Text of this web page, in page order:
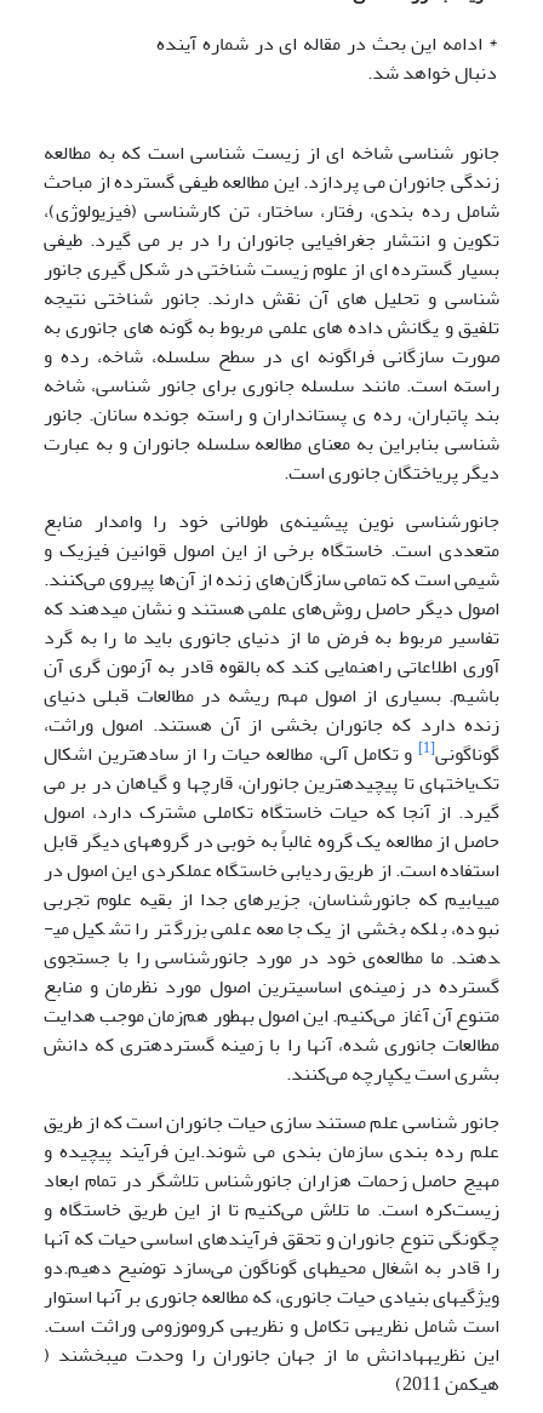
* ادامه این بحث در مقاله ای در شماره آینده
دنبال خواهد شد.
جانور شناسی شاخه ای از زیست شناسی است که به مطالعه
زندگی جانوران می پردازد. این مطالعه طیفی گسترده از مباحث
شامل رده بندی، رفتار، ساختار، تن کارشناسی (فیزیولوژی)،
تکوین و انتشار جغرافیایی جانوران را در بر می گیرد. طیفی
بسیار گسترده ای از علوم زیست شناختی در شکل گیری جانور
شناسی و تحلیل های آن نقش دارند. جانور شناختی نتیجه
تلفیق و یگانش داده های علمی مربوط به گونه های جانوری به
صورت سازگانی فراگونه ای در سطح سلسله، شاخه، رده و
راسته است. مانند سلسله جانوری برای جانور شناسی، شاخه
بند پاتباران، رده ی پستانداران و راسته جونده سانان. جانور
شناسی بنابراین به معنای مطالعه سلسله جانوران و به عبارت
دیگر پریاختگان جانوری است.
جانورشناسی نوین پیشینه‌ی طولانی خود را وامدار منابع
متعددی است. خاستگاه برخی از این اصول قوانین فیزیک و
شیمی است که تمامی سازگان‌های زنده از آن‌ها پیروی می‌کنند.
اصول دیگر حاصل روش­‌های علمی هستند و نشان می­دهند که
تفاسیر مربوط به فرض ما از دنیای جانوری باید ما را به گرد
آوری اطلاعاتی راهنمایی کند که بالقوه قادر به آزمون گری آن
باشیم. بسیاری از اصول مهم ریشه در مطالعات قبلی دنیای
زنده دارد که جانوران بخشی از آن هستند. اصول وراثت،
گوناگونی[1]
و تکامل آلی، مطالعه حیات را از ساده­ترین اشکال
تک‌یاخته­ای تا پیچیده­ترین جانوران، قارچ­ها و گیاهان در بر می
گیرد. از آنجا که حیات خاستگاه تکاملی مشترک دارد، اصول
حاصل از مطالعه یک گروه غالباً به خوبی در گروه­های دیگر قابل
استفاده است. از طریق ردیابی خاستگاه عملکردی این اصول در
می­یابیم که جانورشناسان، جزیره­ای جدا از بقیه علوم تجربی
نبوده، بلکه بخشی از یک جامعه علمی بزرگ­تر را تشکیل می­
دهند. ما مطالعه‌ی خود در مورد جانورشناسی را با جستجوی
گسترده در زمینه‌ی اساسی­ترین اصول­ مورد نظرمان و منابع
متنوع آن آغاز می‌کنیم. این اصول به­طور هم‌زمان موجب هدایت
مطالعات جانوری شده، آن­ها را با زمینه گسترده­تری که دانش
بشری است یکپارچه می‌کنند.
جانور شناسی علم مستند سازی حیات جانوران است که از طریق
علم رده بندی سازمان بندی می شوند.این فرآیند پیچیده و
مهیج حاصل زحمات هزاران جانورشناس تلاشگر در تمام ابعاد
زیست‌کره است. ما تلاش می‌کنیم تا از این طریق خاستگاه و
چگونگی تنوع جانوران و تحقق فرآیندهای اساسی حیات که آنها
را قادر به اشغال محیط­های گوناگون می‌سازد توضیح دهیم.دو
ویژگی­های بنیادی حیات جانوری، که مطالعه جانوری بر آن­ها استوار
است شامل نظریه­ی تکامل و نظریه­ی کروموزومی وراثت است.
این نظریه­هادانش ما از جهان جانوران را وحدت می­بخشند (
هیکمن 2011)